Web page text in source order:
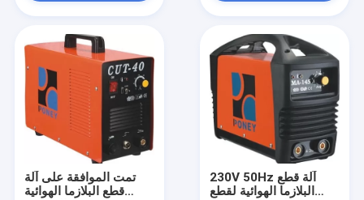
المنتجات
حول بنا
تمت الموافقة على آلة
قطع البلازما الهوائية
230V 50Hz آلة قطع
البلازما الهوائية لقطع